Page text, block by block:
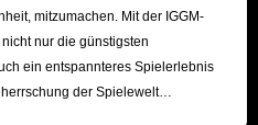
mitzumachen. Mit der IGGM-
nur die günstigsten
ein entspannteres Spielerlebnis
der Spielewelt